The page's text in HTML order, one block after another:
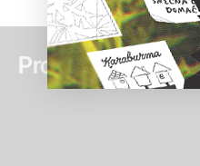
Pročitaj još: